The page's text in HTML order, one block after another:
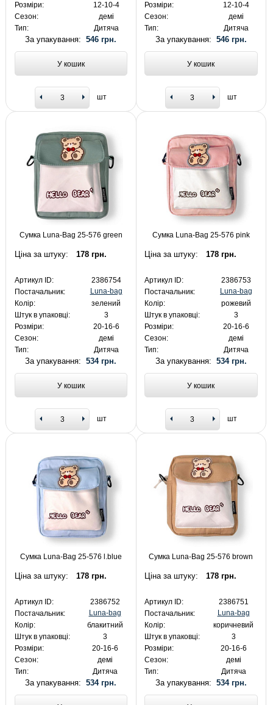
Розміри:
12-10-4
Сезон:
демі
Тип:
Дитяча
За упакування:546 грн.
У кошик
шт
Розміри:
12-10-4
Сезон:
демі
Тип:
Дитяча
За упакування: 546 грн.
У кошик
шт
Сумка Luna-Bag 25-576 green
Ціна за штуку: 178 грн.
Артикул ID:
2386754
Постачальник:
Luna-bag
Колір:
зелений
Штук в упаковці:
3
Розміри:
20-16-6
Сезон:
демі
Тип:
Дитяча
За упакування:534 грн.
У кошик
шт
Сумка Luna-Bag 25-576 pink
Ціна за штуку: 178 грн.
Артикул ID:
2386753
Постачальник:
Luna-bag
Колір:
рожевий
Штук в упаковці:
3
Розміри:
20-16-6
Сезон:
демі
Тип:
Дитяча
За упакування: 534 грн.
У кошик
шт
Сумка Luna-Bag 25-576 l.blue
Ціна за штуку: 178 грн.
Артикул ID:
2386752
Постачальник:
Luna-bag
Колір:
блакитний
Штук в упаковці:
3
Розміри:
20-16-6
Сезон:
демі
Тип:
Дитяча
За упакування:534 грн.
Сумка Luna-Bag 25-576 brown
Ціна за штуку: 178 грн.
Артикул ID:
2386751
Постачальник:
Luna-bag
Колір:
коричневий
Штук в упаковці:
3
Розміри:
20-16-6
Сезон:
демі
Тип:
Дитяча
За упакування: 534 грн.